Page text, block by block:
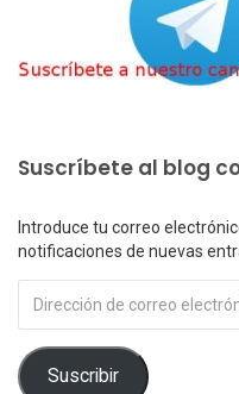
Suscríbete al blog
Introduce tu correo
notificaciones de nuevas
de
correo
electrónico
Suscribir